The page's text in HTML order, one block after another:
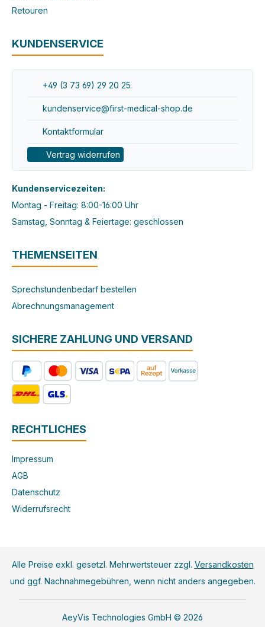
Retouren
KUNDENSERVICE
+49 (3 73 69) 29 20 25
kundenservice@first-medical-shop.de
Kontaktformular
Vertrag widerrufen
Kundenservicezeiten:
Montag - Freitag: 8:00-16:00 Uhr
Samstag, Sonntag & Feiertage: geschlossen
THEMENSEITEN
Sprechstundenbedarf bestellen
Abrechnungsmanagement
SICHERE ZAHLUNG UND VERSAND
RECHTLICHES
Impressum
AGB
Datenschutz
Widerrufsrecht
Alle Preise exkl. gesetzl. Mehrwertsteuer zzgl. Versandkosten
und ggf. Nachnahmegebühren, wenn nicht anders angegeben.
AeyVis Technologies GmbH © 2026